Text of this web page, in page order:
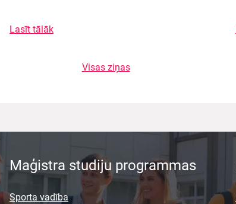
Lasīt tālāk
Visas ziņas
Maģistra studiju programmas
Sporta vadība